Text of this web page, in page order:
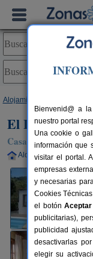
Alojamientos
El Lomito
Casa Rural en
Alquiler completo
Bienvenid@ a
nuestro portal
Una cookie o
información que
visitar el portal.
empresas
y necesarias
Cookies
el botónAceptar
publicitarias),
publicidad
desactivarlas
elegir su